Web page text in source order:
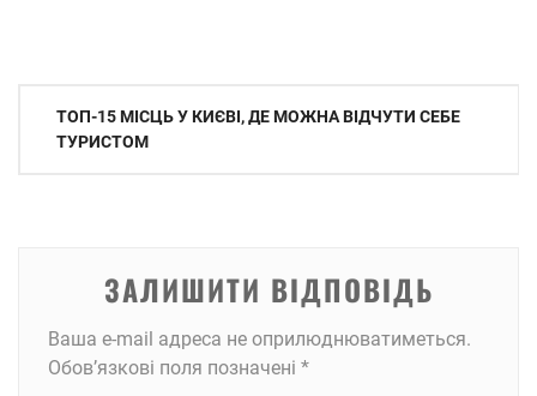
Навігація
записів
ТОП-15 МІСЦЬ У КИЄВІ, ДЕ МОЖНА ВІДЧУТИ СЕБЕ
ТУРИСТОМ
ЗАЛИШИТИ ВІДПОВІДЬ
Ваша e-mail адреса не оприлюднюватиметься.
Обов’язкові поля позначені *